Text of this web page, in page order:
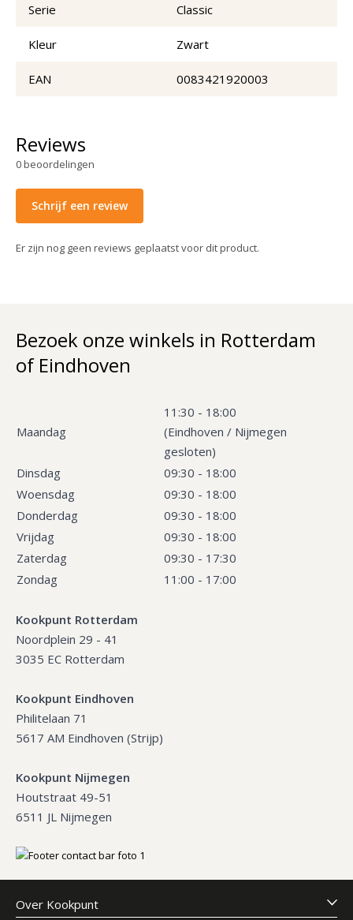
Serie Classic
Kleur Zwart
EAN 0083421920003
Reviews
0beoordelingen
Schrijf een review
Er zijn nog geen reviews geplaatst voor dit product.
Bezoek onze winkels in Rotterdam
of Eindhoven
Maandag
11:30 - 18:00
(Eindhoven / Nijmegen
gesloten)
Dinsdag
09:30 - 18:00
Woensdag
09:30 - 18:00
Donderdag
09:30 - 18:00
Vrijdag
09:30 - 18:00
Zaterdag
09:30 - 17:30
Zondag
11:00 - 17:00
Kookpunt Rotterdam
Noordplein 29 - 41
3035 EC Rotterdam
Kookpunt Eindhoven
Philitelaan 71
5617 AM Eindhoven (Strijp)
Kookpunt Nijmegen
Houtstraat 49-51
6511 JL Nijmegen
Over Kookpunt